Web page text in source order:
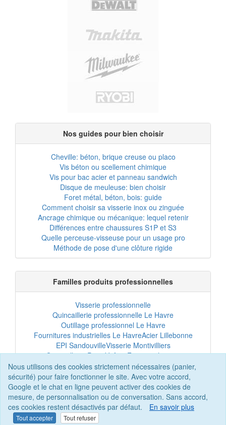
Nous utilisons des cookies strictement nécessaires (panier,
sécurité) pour faire fonctionner le site. Avec votre accord,
Google et le chat en ligne peuvent activer des cookies de
mesure, de personnalisation ou de conversation. Sans accord,
ces cookies restent désactivés par défaut.
En savoir plus
Tout accepter Tout refuser
Nos guides pour bien choisir
Cheville: béton, brique creuse ou placo
Vis béton ou scellement chimique
Vis pour bac acier et panneau sandwich
Disque de meuleuse: bien choisir
Foret métal, béton, bois: guide
Comment choisir sa visserie inox ou zinguée
Ancrage chimique ou mécanique: lequel retenir
Différences entre chaussures S1P et S3
Quelle perceuse-visseuse pour un usage pro
Méthode de pose d'une clôture rigide
Familles produits professionnelles
Visserie professionnelle
Quincaillerie professionnelle Le Havre
Outillage professionnel Le Havre
Fournitures industrielles Le HavreAcier Lillebonne
EPI SandouvilleVisserie Montivilliers
Quincaillerie Port-JérômeFixation chantier
EPI professionnelOutillage maintenance
Acier professionnelTôles et bardage
Scellement chimiqueClôtures Le Havre